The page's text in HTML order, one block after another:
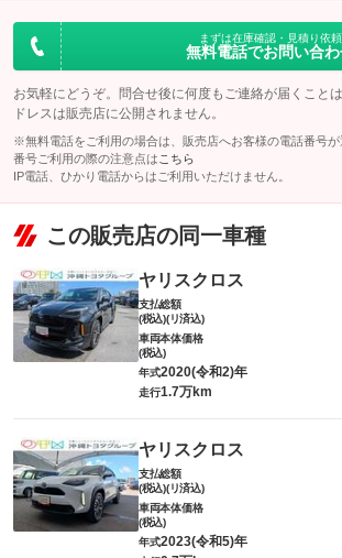
まずは在庫確認・見積り依頼
無料電話でお問い合
お気軽にどうぞ。問合せ後に何度もご連絡が届くこと
ドレスは販売店に公開されません。
※無料電話をご利用の場合は、販売店へお客様の電話番号
番号ご利用の際の注意点は こちら
IP電話、ひかり電話からはご利用いただけません。
この販売店の同一車種
ヤリスクロス
支払総額
(税込)(リ済込)
車両本体価格
(税込)
年式2020(令和2)年
走行1.7万km
ヤリスクロス
支払総額
(税込)(リ済込)
車両本体価格
(税込)
年式2023(令和5)年